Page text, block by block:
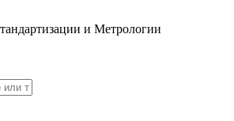
и Метрологии